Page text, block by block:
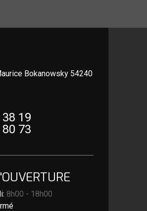
Bokanowsky 54240
19
73
8h00 - 18h00